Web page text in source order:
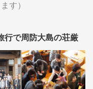
す）
行で周防大島の荘厳